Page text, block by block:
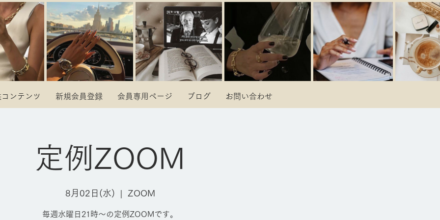
ンテンツ 新規会員登録 会員専用ページ ブログ お問い合わせ
定例ZOOM
8月02日(水)
  |
ZOOM
毎週水曜日21時～の定例ZOOMです。